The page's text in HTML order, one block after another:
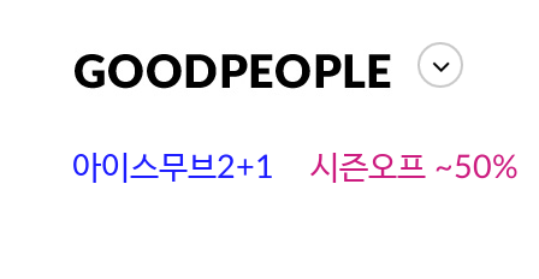
아이스무브2+1 시즌오프 ~50%